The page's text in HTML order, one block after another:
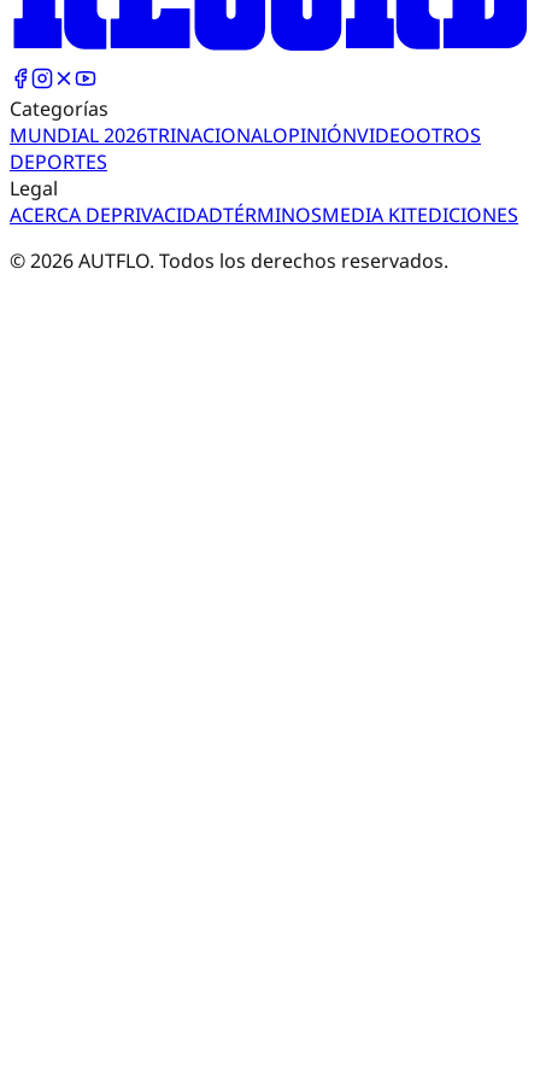
Categorías
MUNDIAL 2026TRINACIONALOPINIÓNVIDEOOTROS
DEPORTES
Legal
ACERCA DEPRIVACIDADTÉRMINOSMEDIA KITEDICIONES
©2026AUTFLO. Todos los derechos reservados.